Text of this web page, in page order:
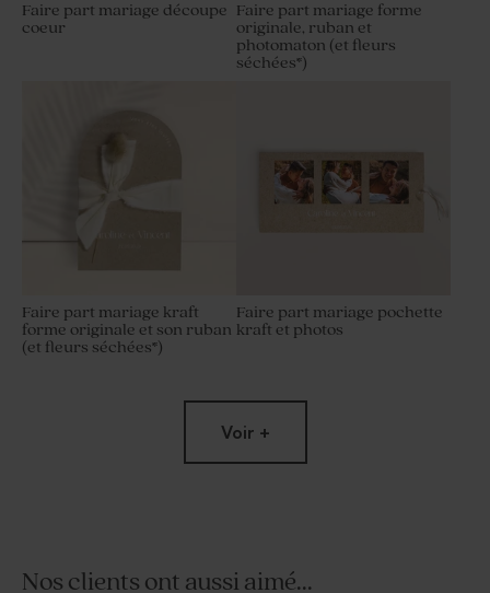
Faire part mariage découpe
coeur
Faire part mariage forme
originale, ruban et
photomaton (et fleurs
séchées*)
Faire part mariage kraft
forme originale et son ruban
(et fleurs séchées*)
Faire part mariage pochette
kraft et photos
Voir +
Nos clients ont aussi aimé...